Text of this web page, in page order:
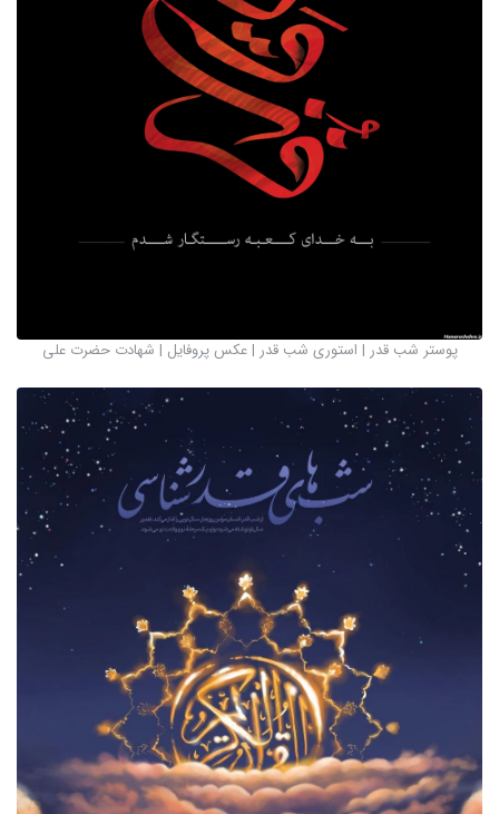
پوستر شب قدر | استوری شب قدر | عکس پروفایل | شهادت حضرت علی